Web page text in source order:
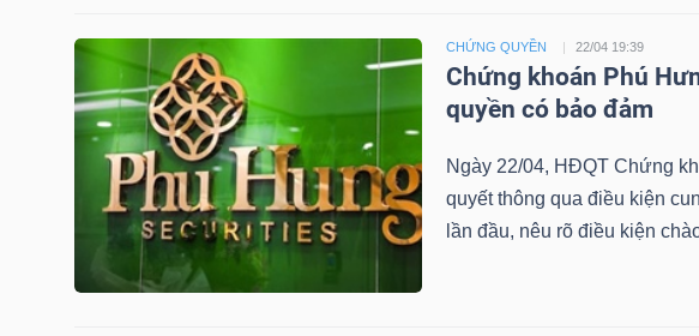
CHỨNG QUYỀN 22/04 19:39
Chứng khoán Phú
quyền có bảo đảm
Ngày 22/04, HĐQT Chứng
quyết thông qua điều kiện
lần đầu, nêu rõ điều kiện
TRUY